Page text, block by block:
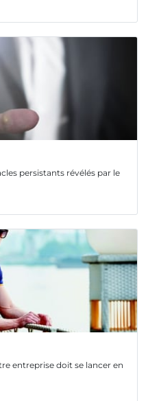
persistants révélés par le
entreprise doit se lancer en